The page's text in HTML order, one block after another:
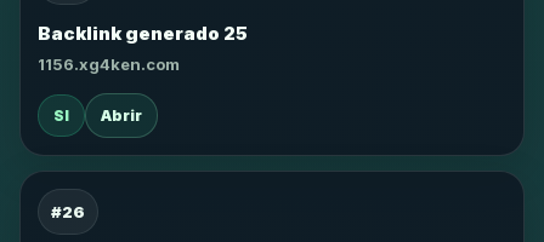
Backlink generado 25
1156.xg4ken.com
SI Abrir
#26